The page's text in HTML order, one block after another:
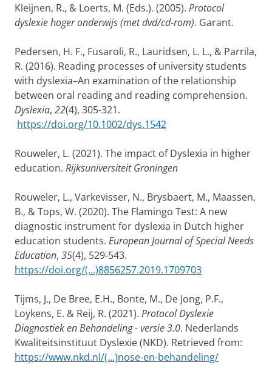
Kleijnen, R., & Loerts, M. (Eds.). (2005). Protocol
dyslexie hoger onderwijs (met dvd/cd-rom). Garant.
Pedersen, H. F., Fusaroli, R., Lauridsen, L. L., & Parrila,
R. (2016). Reading processes of university students
with dyslexia–An examination of the relationship
between oral reading and reading comprehension.
Dyslexia, 22(4), 305-321.
https://doi.org/10.1002/dys.1542
Rouweler, L. (2021). The impact of Dyslexia in higher
education. Rijksuniversiteit Groningen
Rouweler, L., Varkevisser, N., Brysbaert, M., Maassen,
B., & Tops, W. (2020). The Flamingo Test: A new
diagnostic instrument for dyslexia in Dutch higher
education students. European Journal of Special Needs
Education, 35(4), 529-543.
https://doi.org/(...)8856257.2019.1709703
Tijms, J., De Bree, E.H., Bonte, M., De Jong, P.F.,
Loykens, E. & Reij, R. (2021). Protocol Dyslexie
Diagnostiek en Behandeling - versie 3.0. Nederlands
Kwaliteitsinstituut Dyslexie (NKD). Retrieved from:
https://www.nkd.nl/(...)nose-en-behandeling/